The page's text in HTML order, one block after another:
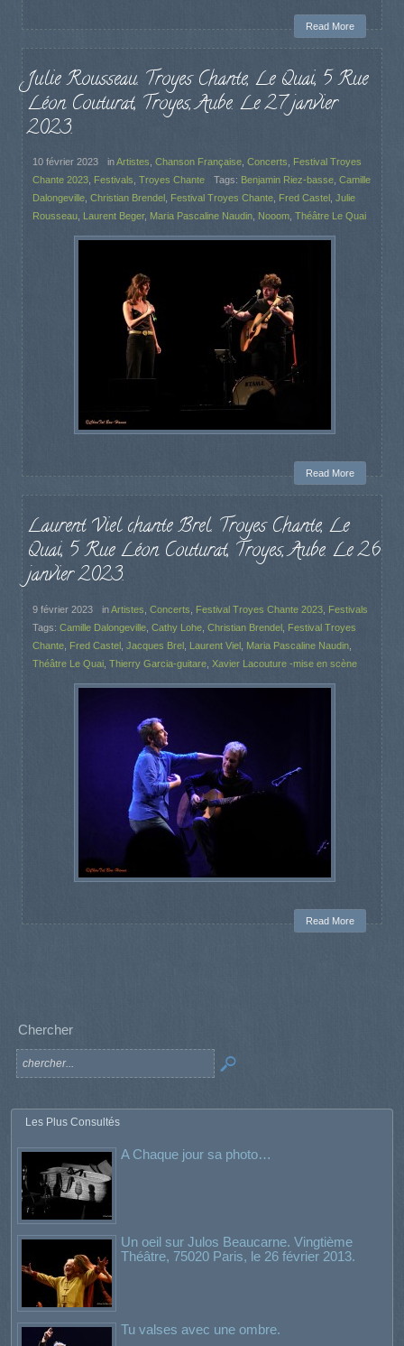
Read More
Julie Rousseau. Troyes Chante, Le Quai, 5 Rue
Léon Couturat, Troyes, Aube. Le 27 janvier
2023.
10 février 2023 inArtistes Chanson Française Concerts
Festival Troyes
Chante 2023 Festivals Troyes Chante Tags: Benjamin Riez-basse Camille
Dalongeville Christian Brendel Festival Troyes Chante Fred Castel Julie
Rousseau Laurent Beger, Maria Pascaline Naudin Nooom Théâtre Le Quai
Read More
Laurent Viel chante Brel. Troyes Chante, Le
Quai, 5 Rue Léon Couturat, Troyes, Aube. Le 26
janvier 2023.
9 février 2023 inArtistes Concerts Festival Troyes Chante 2023 Festivals
Tags: Camille Dalongeville Cathy Lohe Christian Brendel Festival Troyes
Chante Fred Castel Jacques Brel Laurent Viel Maria Pascaline Naudin
Théâtre Le Quai Thierry Garcia-guitare Xavier Lacouture -mise en scène
Read More
Chercher
Les Plus Consultés
A Chaque jour sa photo…
Un oeil sur Julos Beaucarne. Vingtième
Théâtre, 75020 Paris, le 26 février 2013.
Tu valses avec une ombre.